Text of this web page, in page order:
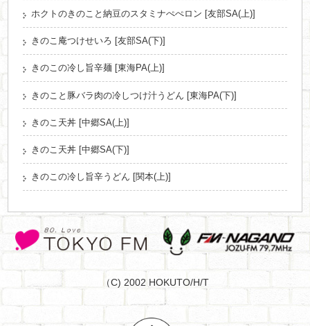
ホクトのきのこと納豆のスタミナぺぺロン [友部SA(上)]
きのこ庵つけせいろ [友部SA(下)]
きのこの冷し旨辛麺 [東海PA(上)]
きのこと豚バラ肉の冷しつけ汁うどん [東海PA(下)]
きのこ天丼 [中郷SA(上)]
きのこ天丼 [中郷SA(下)]
きのこの冷し旨辛うどん [関本(上)]
（C) 2002 HOKUTO/H/T